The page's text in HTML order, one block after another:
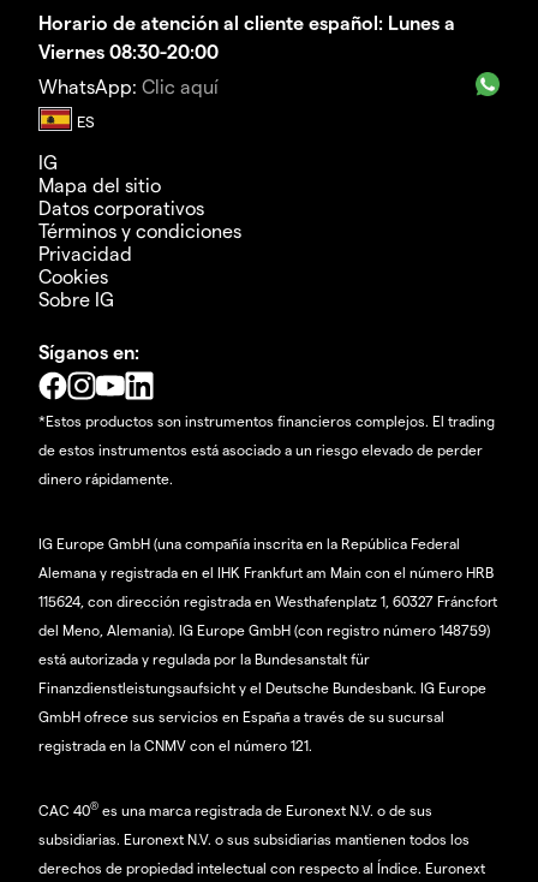
Horario de atención al cliente español: Lunes a
Viernes 08:30-20:00
WhatsApp: Clic aquí
IG
Mapa del sitio
Datos corporativos
Términos y condiciones
Privacidad
Cookies
Sobre IG
Síganos en:
*Estos productos son instrumentos financieros complejos. El trading
de estos instrumentos está asociado a un riesgo elevado de perder
dinero rápidamente.
IG Europe GmbH (una compañía inscrita en la República Federal
Alemana y registrada en el IHK Frankfurt am Main con el número HRB
115624, con dirección registrada en Westhafenplatz 1, 60327 Fráncfort
del Meno, Alemania). IG Europe GmbH (con registro número 148759)
está autorizada y regulada por la Bundesanstalt für
Finanzdienstleistungsaufsicht y el Deutsche Bundesbank. IG Europe
GmbH ofrece sus servicios en España a través de su sucursal
registrada en la CNMV con el número 121.
CAC 40® es una marca registrada de Euronext N.V. o de sus
subsidiarias. Euronext N.V. o sus subsidiarias mantienen todos los
derechos de propiedad intelectual con respecto al Índice. Euronext